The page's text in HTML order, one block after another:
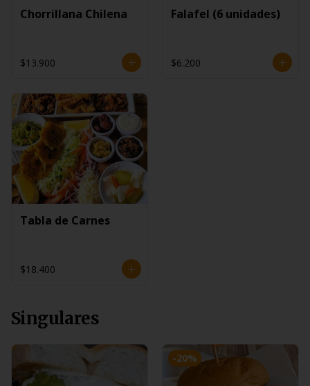
Chorrillana Chilena
$13.900
Falafel (6 unidades)
$6.200
Tabla de Carnes
$18.400
Singulares
-20%